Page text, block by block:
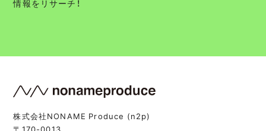
情報をリサーチ！
株式会社NONAME Produce (n2p)